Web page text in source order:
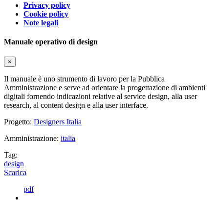
Privacy policy
Cookie policy
Note legali
Manuale operativo di design
×
Il manuale è uno strumento di lavoro per la Pubblica
Amministrazione e serve ad orientare la progettazione di ambienti
digitali fornendo indicazioni relative al service design, alla user
research, al content design e alla user interface.
Progetto: Designers Italia
Amministrazione: italia
Tag:
design
Scarica
pdf